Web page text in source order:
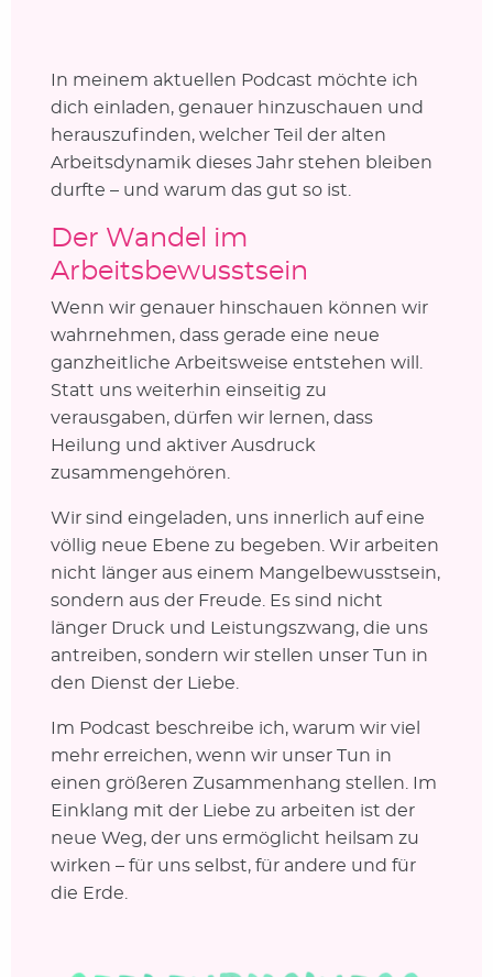
In meinem aktuellen Podcast möchte ich
dich einladen, genauer hinzuschauen und
herauszufinden, welcher Teil der alten
Arbeitsdynamik dieses Jahr stehen bleiben
durfte – und warum das gut so ist.
Der Wandel im
Arbeitsbewusstsein
Wenn wir genauer hinschauen können wir
wahrnehmen, dass gerade eine neue
ganzheitliche Arbeitsweise entstehen will.
Statt uns weiterhin einseitig zu
verausgaben, dürfen wir lernen, dass
Heilung und aktiver Ausdruck
zusammengehören.
Wir sind eingeladen, uns innerlich auf eine
völlig neue Ebene zu begeben. Wir arbeiten
nicht länger aus einem Mangelbewusstsein,
sondern aus der Freude. Es sind nicht
länger Druck und Leistungszwang, die uns
antreiben, sondern wir stellen unser Tun in
den Dienst der Liebe.
Im Podcast beschreibe ich, warum wir viel
mehr erreichen, wenn wir unser Tun in
einen größeren Zusammenhang stellen. Im
Einklang mit der Liebe zu arbeiten ist der
neue Weg, der uns ermöglicht heilsam zu
wirken – für uns selbst, für andere und für
die Erde.